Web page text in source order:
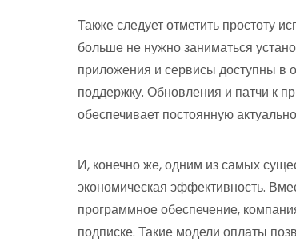
Также следует отметить простоту
больше не нужно заниматься
приложения и сервисы доступны в
поддержку. Обновления и патчи к
обеспечивает постоянную
И, конечно же, одним из самых
экономическая эффективность.
программное обеспечение,
подписке. Такие модели оплаты